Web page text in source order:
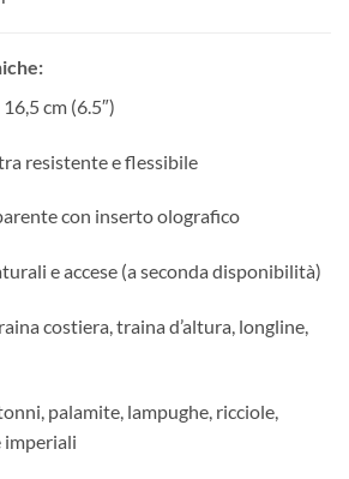
cm (6.5″)
resistente e flessibile
con inserto olografico
e accese (a seconda disponibilità)
costiera, traina d’altura, longline,
palamite, lampughe, ricciole,
imperiali